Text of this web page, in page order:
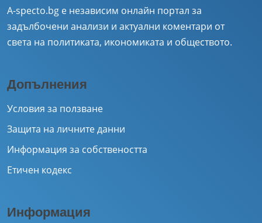
A-specto.bg е независим онлайн портал за
задълбочени анализи и актуални коментари от
света на политиката, икономиката и обществото.
Допълнения
Условия за ползване
Защита на личните данни
Информация за собствеността
Етичен кодекс
Информация